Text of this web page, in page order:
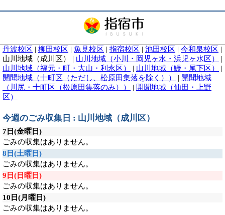
丹波校区 | 柳田校区 | 魚見校区 | 指宿校区 | 池田校区 | 今和泉校区 |
山川地域（成川区）
| 山川地域（小川・岡児ヶ水・浜児ヶ水区）
|
山川地域（福元・町・大山・利永区）
| 山川地域（鰻・尾下区）
|
開聞地域（十町区（ただし、松原田集落を除く））
| 開聞地域
（川尻・十町区（松原田集落のみ））
| 開聞地域（仙田・上野
区）
今週のごみ収集日 : 山川地域（成川区）
7日(金曜日)
ごみの収集はありません。
8日(土曜日)
ごみの収集はありません。
9日(日曜日)
ごみの収集はありません。
10日(月曜日)
ごみの収集はありません。